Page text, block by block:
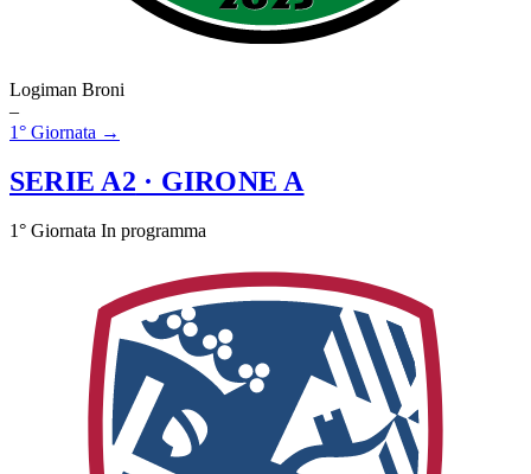
Logiman Broni
–
1° Giornata →
SERIE A2 · GIRONE A
1° Giornata In programma